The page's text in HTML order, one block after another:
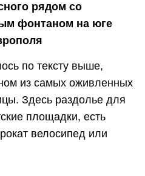
рядом со
фонтаном на юге
по тексту выше,
из самых оживленных
Здесь раздолье для
площадки, есть
велосипед или